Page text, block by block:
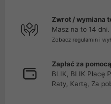
Zwrot / wymiana
Masz na to 14 dni.
Zobacz regulamin i
Zapłać za pomocą
BLIK, BLIK Płacę
Raty, Kartą, Za